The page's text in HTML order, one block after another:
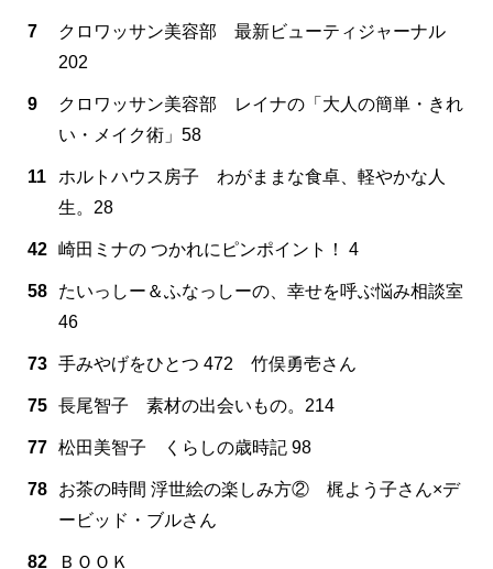
7
クロワッサン美容部 最新ビューティジャーナル
202
9
クロワッサン美容部 レイナの「大人の簡単・きれ
い・メイク術」58
11
ホルトハウス房子 わがままな食卓、軽やかな人
生。28
42 崎田ミナの つかれにピンポイント！ 4
58
たいっしー＆ふなっしーの、幸せを呼ぶ悩み相談室
46
73 手みやげをひとつ 472 竹俣勇壱さん
75 長尾智子 素材の出会いもの。214
77 松田美智子 くらしの歳時記 98
78
お茶の時間 浮世絵の楽しみ方② 梶よう子さん×デ
ービッド・ブルさん
82 ＢＯＯＫ